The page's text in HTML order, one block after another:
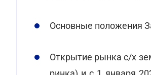
Основные положения
Открытие рынка с/х